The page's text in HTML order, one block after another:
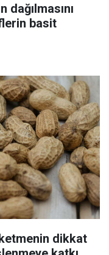
dağılmasını
basit
dikkat